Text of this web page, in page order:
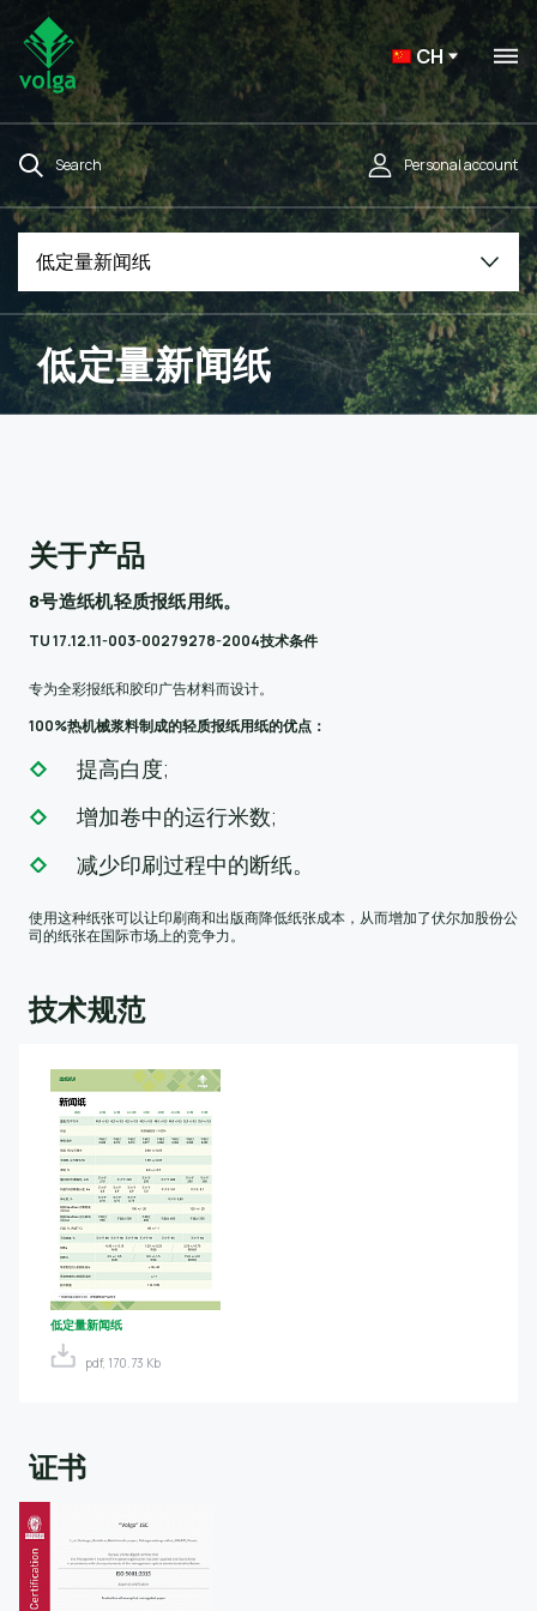
CH
Search Personal account
低定量新闻纸
低定量新闻纸
关于产品
8号造纸机轻质报纸用纸。
TU 17.12.11-003-00279278-2004技术条件
专为全彩报纸和胶印广告材料而设计。
100%热机械浆料制成的轻质报纸用纸的优点：
提高白度;
增加卷中的运行米数;
减少印刷过程中的断纸。
使用这种纸张可以让印刷商和出版商降低纸张成本，从而增加了伏尔加股份公
司的纸张在国际市场上的竞争力。
技术规范
低定量新闻纸
pdf, 170.73 Kb
证书